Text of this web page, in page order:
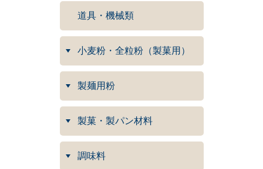
道具・機械類
小麦粉・全粒粉（製菓用）
製麺用粉
製菓・製パン材料
調味料